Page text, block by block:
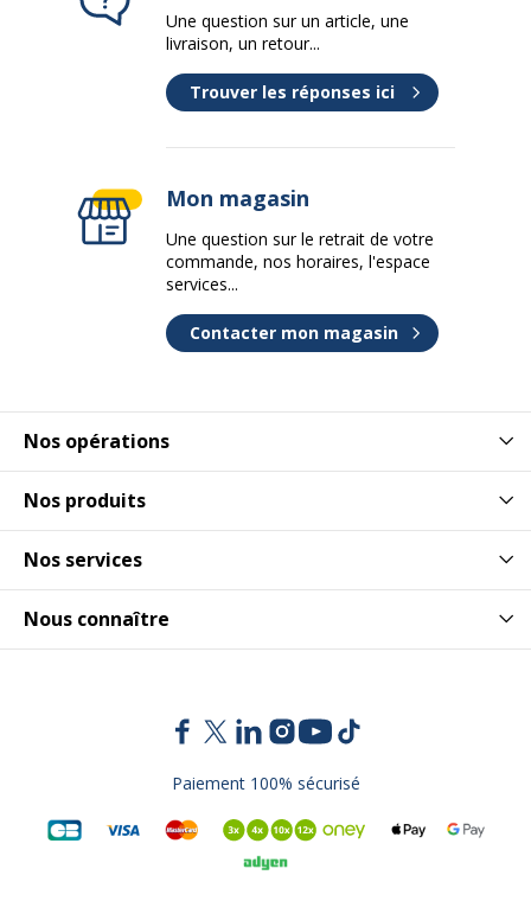
Nos opérations
Nos produits
Nos services
Nous connaître
Une question sur un article, une
livraison, un retour...
Trouver les réponses ici
Mon magasin
Une question sur le retrait de votre
commande, nos horaires, l'espace
services...
Contacter mon magasin
Paiement 100% sécurisé